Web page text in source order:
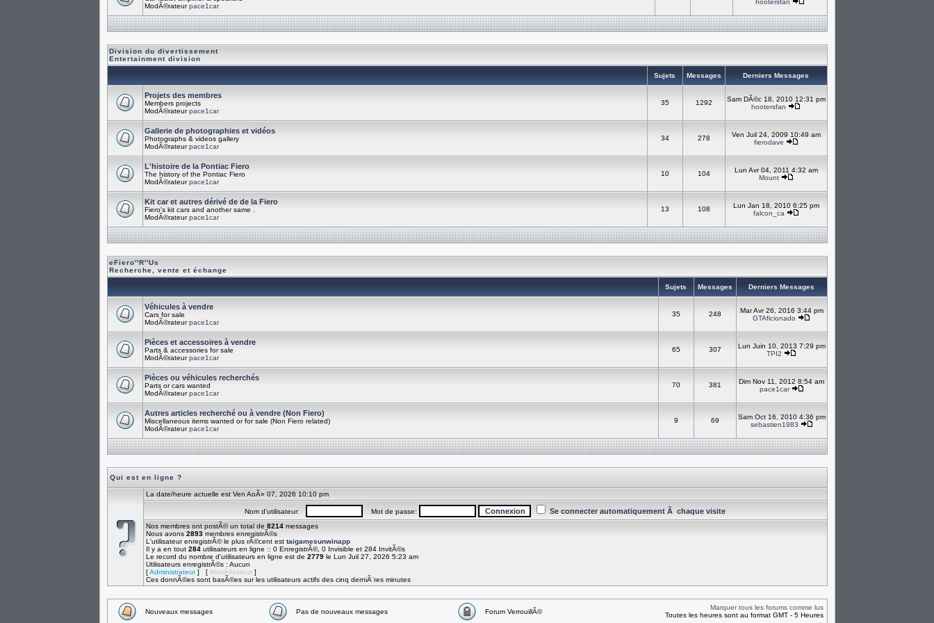
ModÃ©rateurpace1car
hootersfan
Division du divertissement
Entertainment division
Sujets Messages Derniers Messages
Projets des membres
Members projects
ModÃ©rateurpace1car
35 1292
Sam DÃ©c 18, 2010 12:31 pm
hootersfan
Gallerie de photographies et vidéos
Photographs & videos gallery
ModÃ©rateurpace1car
34 278
Ven Juil 24, 2009 10:49 am
fierodave
L'histoire de la Pontiac Fiero
The history of the Pontiac Fiero
ModÃ©rateurpace1car
10 104
Lun Avr 04, 2011 4:32 am
Mount
Kit car et autres dérivé de de la Fiero
Fiero's kit cars and another same .
ModÃ©rateurpace1car
13 108
Lun Jan 18, 2010 6:25 pm
falcon_ca
eFiero''R''Us
Recherche, vente et échange
Sujets Messages Derniers Messages
Véhicules à vendre
Cars for sale
ModÃ©rateurpace1car
35 248
Mar Avr 26, 2016 3:44 pm
GTAficionado
Pièces et accessoires à vendre
Parts & accessories for sale
ModÃ©rateurpace1car
65 307
Lun Juin 10, 2013 7:29 pm
TPI2
Pièces ou véhicules recherchés
Parts or cars wanted
ModÃ©rateurpace1car
70 381
Dim Nov 11, 2012 8:54 am
pace1car
Autres articles recherché ou à vendre (Non Fiero)
Miscellaneous items wanted or for sale (Non Fiero related)
ModÃ©rateurpace1car
9 69
Sam Oct 16, 2010 4:36 pm
sebastien1983
Qui est en ligne ?
La date/heure actuelle est Ven AoÃ» 07, 2026 10:10 pm
Nom d'utilisateur: Mot de passe: Se connecter automatiquement Ã chaque visite
Nos membres ont postÃ© un total de 8214messages
Nous avons 2893membres enregistrÃ©s
L'utilisateur enregistrÃ© le plus rÃ©cent est taigamesunwinapp
Il y a en tout 284utilisateurs en ligne :: 0 EnregistrÃ©, 0 Invisible et 284 InvitÃ©s
Le record du nombre d'utilisateurs en ligne est de 2779le Lun Juil 27, 2026 5:23 am
Utilisateurs enregistrÃ©s : Aucun
[Administrateur] [ ModÃ©rateur]
Ces donnÃ©es sont basÃ©es sur les utilisateurs actifs des cinq derniÃ¨res minutes
Nouveaux messages Pas de nouveaux messages Forum VerrouillÃ©
Marquer tous les forums comme lus
Toutes les heures sont au format GMT - 5 Heures